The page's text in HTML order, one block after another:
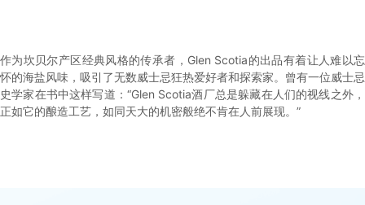
作为坎贝尔产区经典风格的传承者，Glen Scotia的出品有着让人难以忘
怀的海盐风味，吸引了无数威士忌狂热爱好者和探索家。曾有一位威士忌
史学家在书中这样写道：“Glen Scotia酒厂总是躲藏在人们的视线之外，
正如它的酿造工艺，如同天大的机密般绝不肯在人前展现。”